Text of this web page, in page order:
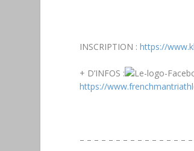
INSCRIPTION : https://
+ D’INFOS :
https://
– – – – – – – – – – – – – – –